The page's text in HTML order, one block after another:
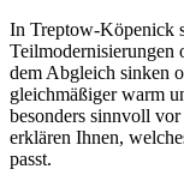
In Treptow-Köpenick
Teilmodernisierungen
dem Abgleich sinken
gleichmäßiger warm
besonders sinnvoll
erklären Ihnen,
passt.